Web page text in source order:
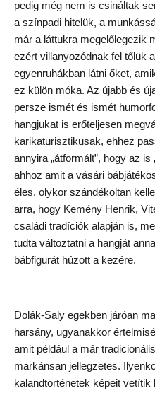
pedig még nem is csináltak
a színpadi hitelük, a
már a láttukra megelőlegezik
ezért villanyozódnak fel tőlük
egyenruhákban látni őket,
ez külön móka. Az újabb és
persze ismét és ismét
hangjukat is erőteljesen
karikaturisztikusak, ehhez
annyira „átformált”, hogy az
ahhoz amit a vásári
éles, olykor szándékoltan
arra, hogy Kemény Henrik,
családi tradíciók alapján is,
tudta változtatni a hangját
bábfigurát húzott a kezére.
Dolák-Saly egekben járóan
harsány, ugyanakkor
amit például a már
markánsan jellegzetes.
kalandtörténetek képeit vetítik